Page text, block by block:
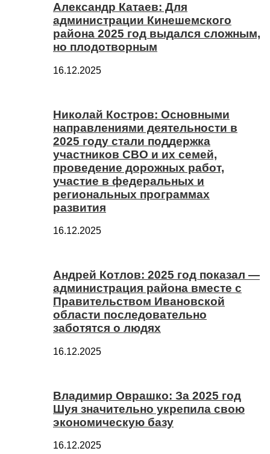
Александр Катаев: Для
администрации Кинешемского
района 2025 год выдался сложным,
но плодотворным
16.12.2025
Николай Костров: Основными
направлениями деятельности в
2025 году стали поддержка
участников СВО и их семей,
проведение дорожных работ,
участие в федеральных и
региональных программах
развития
16.12.2025
Андрей Котлов: 2025 год показал —
администрация района вместе с
Правительством Ивановской
области последовательно
заботятся о людях
16.12.2025
Владимир Оврашко: За 2025 год
Шуя значительно укрепила свою
экономическую базу
16.12.2025